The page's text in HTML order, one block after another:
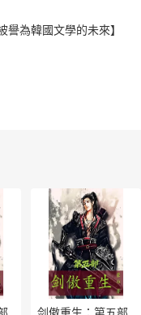
者
，期待同步提昇的親師
果者
動物寓言素養課
）
事、打造文言文基礎、
為韓國文學的未來】